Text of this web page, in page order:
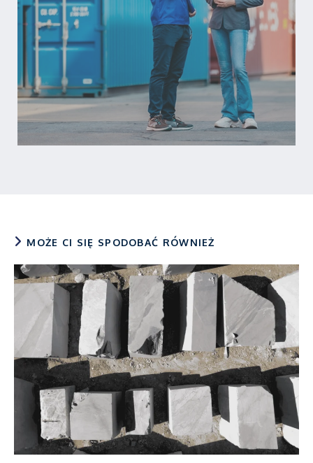
MOŻE CI SIĘ SPODOBAĆ RÓWNIEŻ